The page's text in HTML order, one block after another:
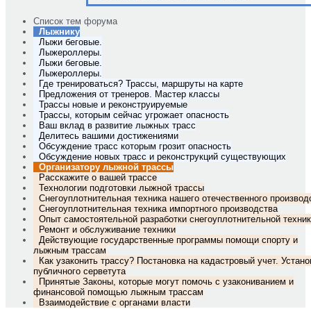
Список тем форума
Лыжнику
Лыжи беговые.
Лыжероллеры.
Лыжи беговые.
Лыжероллеры.
Где тренироваться? Трассы, маршруты на карте
Предложения от тренеров. Мастер классы
Трассы новые и реконструируемые
Трассы, которым сейчас угрожает опасность
Ваш вклад в развитие лыжных трасс
Делитесь вашими достижениями
Обсуждение трасс которым грозит опасность
Обсуждение новых трасс и реконструкций существующих
Организатору лыжной трассы
Расскажите о вашей трассе
Технологии подготовки лыжной трассы
Снегоуплотнительная техника нашего отечественного
Снегоуплотнительная техника импортного производства
Опыт самостоятельной разработки снегоуплотнительной
Ремонт и обслуживание техники
Действующие государственные программы помощи спорту и
лыжным трассам
Как узаконить трассу? Постановка на кадастровый учет.
публичного серветута
Принятые Законы, которые могут помочь с узакониванием и
финансовой помощью лыжным трассам
Взаимодействие с органами власти